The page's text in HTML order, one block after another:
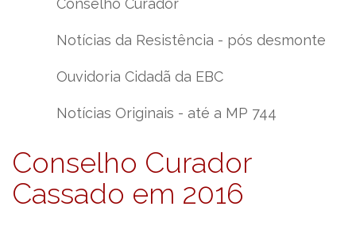
Conselho Curador
Notícias da Resistência - pós desmonte
Ouvidoria Cidadã da EBC
Notícias Originais - até a MP 744
Conselho Curador
Cassado em 2016